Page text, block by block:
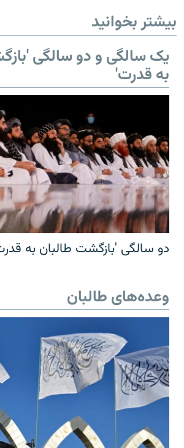
بیشتر بخوانید
یک سالگی و دو سالگی
به قدرت'
دو سالگی 'بازگشت طالبان به
وعده‌های طالبان